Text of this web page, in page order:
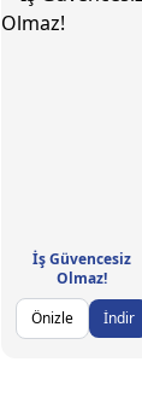
İş Güvencesiz
Olmaz!
Önizle
İndir